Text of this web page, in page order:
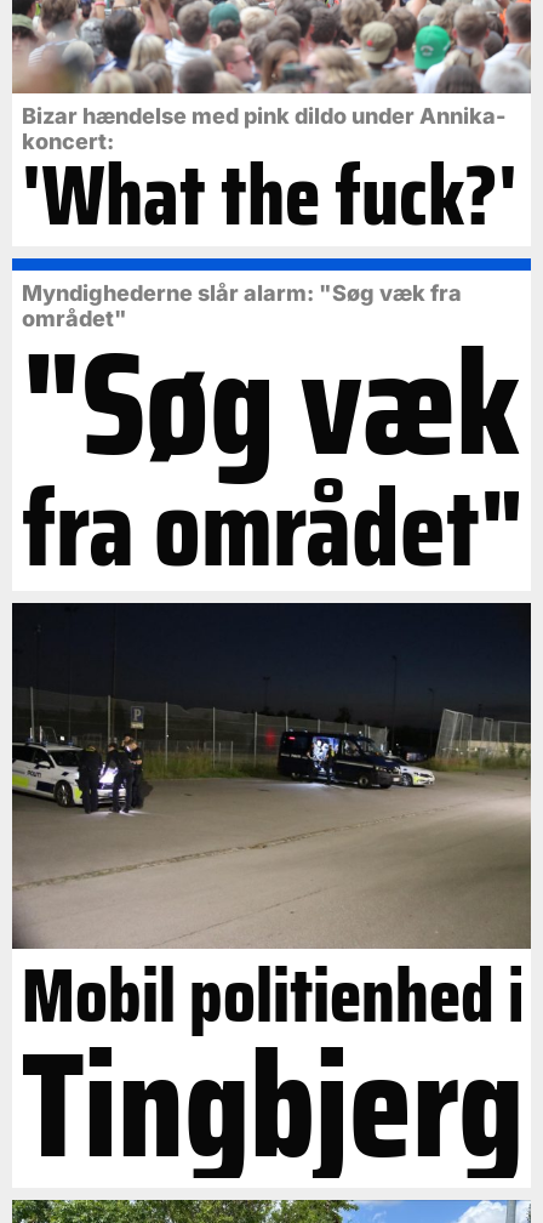
Bizar hændelse med pink dildo under Annika-
koncert:
'What the fuck?'
Myndighederne slår alarm: "Søg væk fra
området"
"Søg væk
fra området"
Mobil politienhed i
Tingbjerg